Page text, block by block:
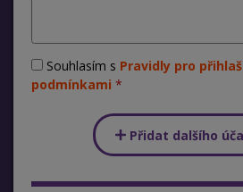
Souhlasím s Pravidly pro
podmínkami
Přidat dalšího